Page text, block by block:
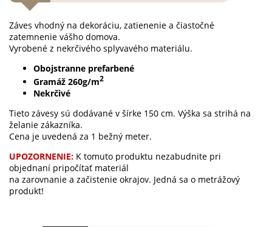
Záves vhodný na dekoráciu, zatienenie a čiastočné
zatemnenie vášho domova.
Vyrobené z nekrčivého splyvavého materiálu.
Obojstranne prefarbené
Gramáž 260g/m2
Nekrčivé
Tieto závesy sú dodávané v šírke 150 cm. Výška sa strihá na
želanie zákazníka.
Cena je uvedená za 1 bežný meter.
UPOZORNENIE: K tomuto produktu nezabudnite pri
objednaní pripočítať materiál
na zarovnanie a začistenie okrajov. Jedná sa o metrážový
produkt!